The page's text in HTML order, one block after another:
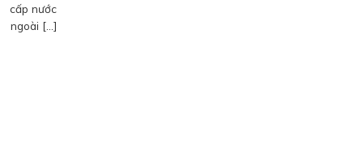
cấp nước
ngoài […]